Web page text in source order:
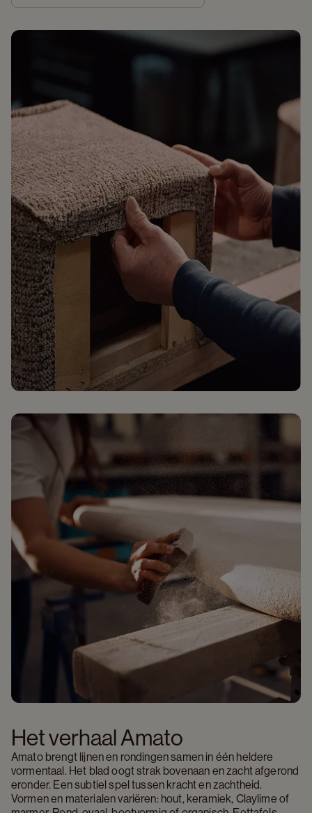
Het verhaal Amato
Amato brengt lijnen en rondingen samen in één heldere
vormentaal. Het blad oogt strak bovenaan en zacht afgerond
eronder. Een subtiel spel tussen kracht en zachtheid.
Vormen en materialen variëren: hout, keramiek, Claylime of